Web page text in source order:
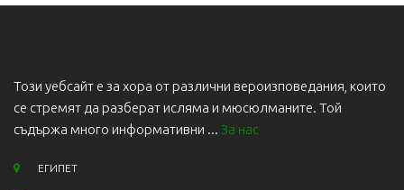
Този уебсайт е за хора от различни вероизповедания, които
се стремят да разберат исляма и мюсюлманите. Той
съдържа много информативни ... За нас
ЕГИПЕТ